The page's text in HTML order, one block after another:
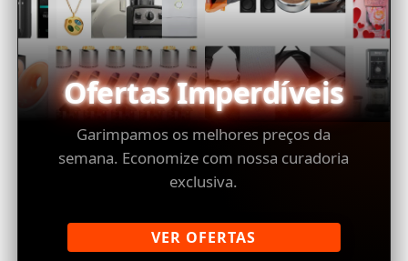
Ofertas Imperdíveis
Garimpamos os melhores preços da
semana. Economize com nossa curadoria
exclusiva.
VER OFERTAS